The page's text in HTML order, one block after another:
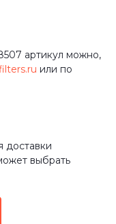
артикул можно,
или по
доставки
выбрать